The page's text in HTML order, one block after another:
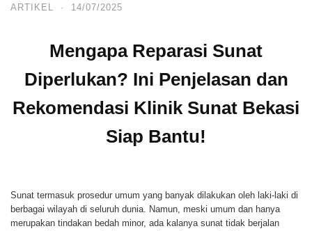
ARTIKEL · 14/07/2025
Mengapa Reparasi Sunat
Diperlukan? Ini Penjelasan dan
Rekomendasi Klinik Sunat Bekasi
Siap Bantu!
Sunat termasuk prosedur umum yang banyak dilakukan oleh laki-laki di
berbagai wilayah di seluruh dunia. Namun, meski umum dan hanya
merupakan tindakan bedah minor, ada kalanya sunat tidak berjalan